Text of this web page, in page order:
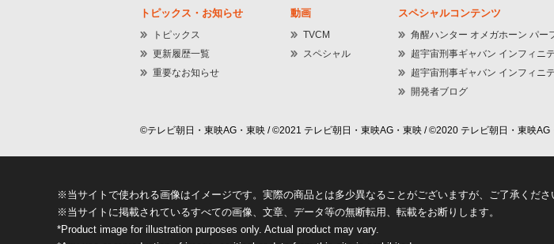
トピックス・お知らせ
トピックス
更新履歴一覧
重要なお知らせ
動画
TVCM
スペシャル
スペシャルコンテンツ
角醒ハンター オメガホーン パー
超宇宙刑事ギャバン インフィニ
超宇宙刑事ギャバン インフィニ
開発者ブログ
©テレビ朝日・東映AG・東映 / ©2021 テレビ朝日・東映AG・東映 / ©2020 テレビ朝日・東映
※当サイトで使われる画像はイメージです。実際の商品とは多少異なることがございますが、ご了承くださ
※当サイトに掲載されているすべての画像、文章、データ等の無断転用、転載をお断りします。
*Product image for illustration purposes only. Actual product may vary.